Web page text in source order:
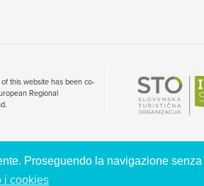
Proseguendo la navigazione
i cookies
this website has been co-
Regional
E SUI COOKIES